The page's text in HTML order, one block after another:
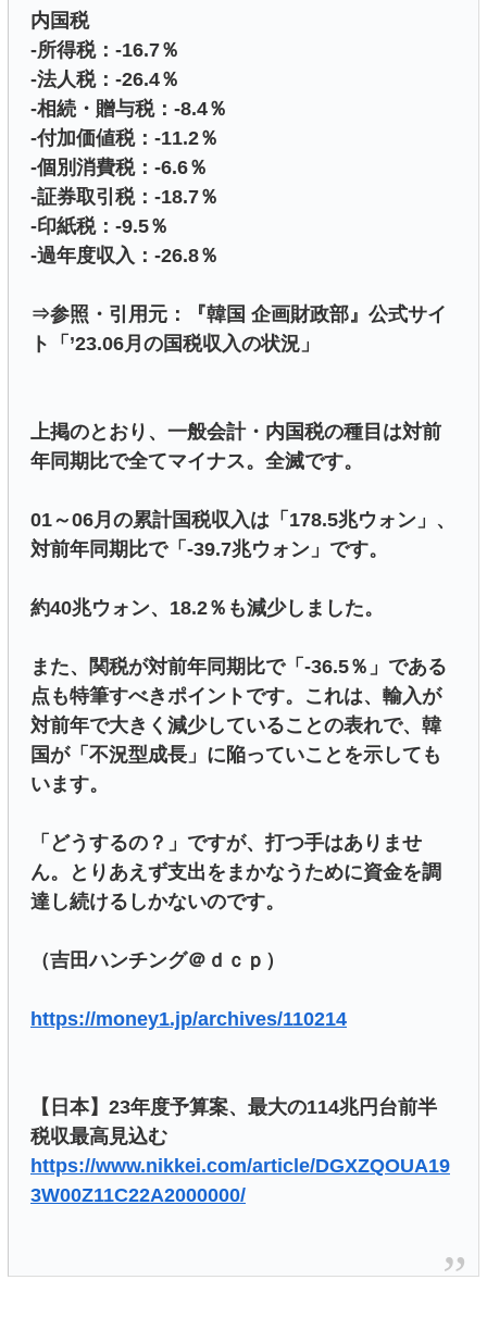
内国税
-所得税：-16.7％
-法人税：-26.4％
-相続・贈与税：-8.4％
-付加価値税：-11.2％
-個別消費税：-6.6％
-証券取引税：-18.7％
-印紙税：-9.5％
-過年度収入：-26.8％
⇒参照・引用元：『韓国 企画財政部』公式サイ
ト「’23.06月の国税収入の状況」
上掲のとおり、一般会計・内国税の種目は対前
年同期比で全てマイナス。全滅です。
01～06月の累計国税収入は「178.5兆ウォン」、
対前年同期比で「-39.7兆ウォン」です。
約40兆ウォン、18.2％も減少しました。
また、関税が対前年同期比で「-36.5％」である
点も特筆すべきポイントです。これは、輸入が
対前年で大きく減少していることの表れで、韓
国が「不況型成長」に陥っていことを示しても
います。
「どうするの？」ですが、打つ手はありませ
ん。とりあえず支出をまかなうために資金を調
達し続けるしかないのです。
（吉田ハンチング＠ｄｃｐ）
https://money1.jp/archives/110214
【日本】23年度予算案、最大の114兆円台前半
税収最高見込む
https://www.nikkei.com/article/DGXZQOUA19
3W00Z11C22A2000000/